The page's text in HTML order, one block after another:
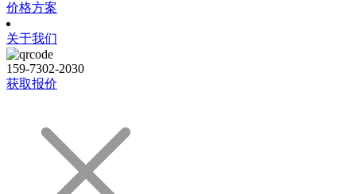
价格方案
关于我们
159-7302-2030
获取报价